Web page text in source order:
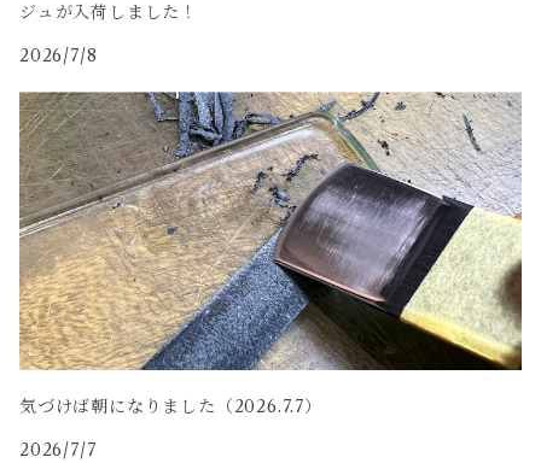
ジュが入荷しました！
2026/7/8
気づけば朝になりました（2026.7.7）
2026/7/7